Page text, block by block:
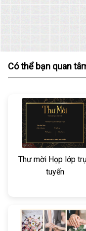
Có thể bạn quan
Thư mời Họp lớp
tuyến